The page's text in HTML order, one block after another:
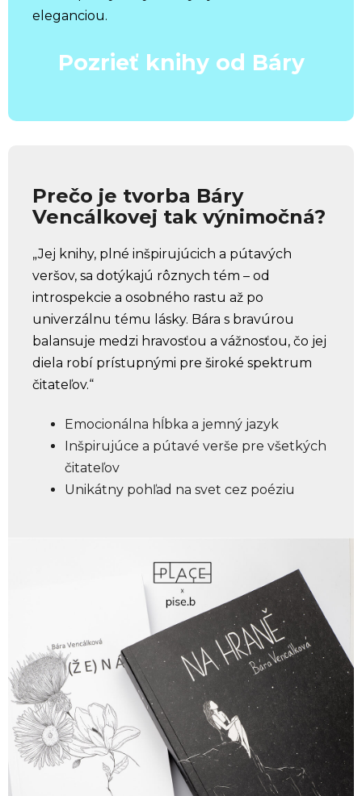
eleganciou.
Pozrieť knihy od Báry
Prečo je tvorba Báry
Vencálkovej tak výnimočná?
„Jej knihy, plné inšpirujúcich a pútavých
veršov, sa dotýkajú rôznych tém – od
introspekcie a osobného rastu až po
univerzálnu tému lásky. Bára s bravúrou
balansuje medzi hravosťou a vážnosťou, čo jej
diela robí prístupnými pre široké spektrum
čitateľov.“
Emocionálna hĺbka a jemný jazyk
Inšpirujúce a pútavé verše pre všetkých
čitateľov
Unikátny pohľad na svet cez poéziu